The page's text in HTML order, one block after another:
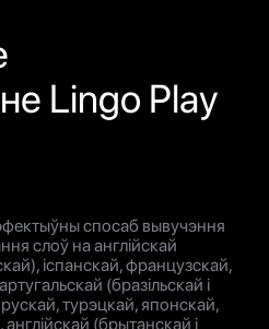
Lingo Play
спосаб вывучэння
слоў на англійскай
іспанскай, французскай,
(бразільскай і
турэцкай, японскай,
(брытанскай і